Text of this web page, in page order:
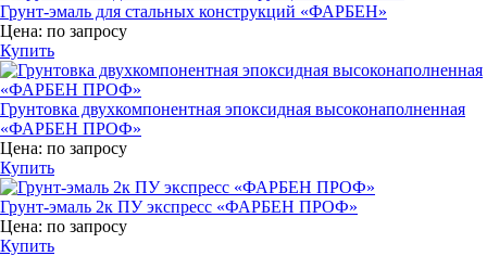
Грунт-эмаль для стальных конструкций «ФАРБЕН»
Цена: по запросу
Купить
Грунтовка двухкомпонентная эпоксидная высоконаполненная
«ФАРБЕН ПРОФ»
Цена: по запросу
Купить
Грунт-эмаль 2к ПУ экспресс «ФАРБЕН ПРОФ»
Цена: по запросу
Купить